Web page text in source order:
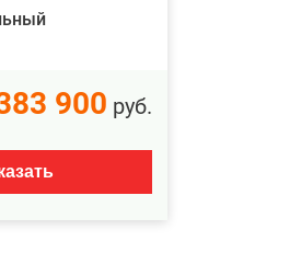
900 руб.